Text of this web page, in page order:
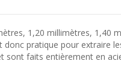
1,20 millimètres, 1,40
pratique pour extraire
sont faits entièrement en